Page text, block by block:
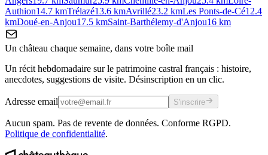
Authion14.7 kmTrélazé13.6 kmAvrillé23.2 kmLes Ponts-de-Cé12.4
kmDoué-en-Anjou17.5 kmSaint-Barthélemy-d'Anjou16 km
Un château chaque semaine, dans votre boîte mail
Un récit hebdomadaire sur le patrimoine castral français : histoire,
anecdotes, suggestions de visite. Désinscription en un clic.
Adresse email S'inscrire
Aucun spam. Pas de revente de données. Conforme RGPD.
Politique de confidentialité.